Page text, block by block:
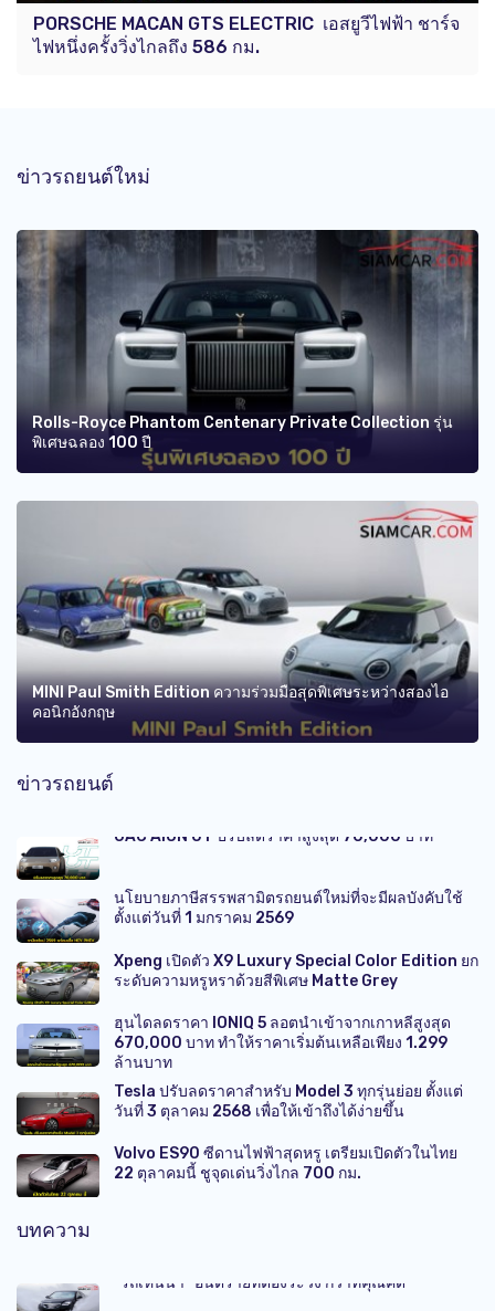
PORSCHE MACAN GTS ELECTRIC เอสยูวีไฟฟ้า ชาร์จ
ไฟหนึ่งครั้งวิ่งไกลถึง 586 กม.
ข่าวรถยนต์ใหม่
Rolls-Royce Phantom Centenary Private Collection รุ่น
พิเศษฉลอง 100 ปี
MINI Paul Smith Edition ความร่วมมือสุดพิเศษระหว่างสองไอ
คอนิกอังกฤษ
ข่าวรถยนต์
GAC AION UT ปรับลดราคาสูงสุด 70,000 บาท
นโยบายภาษีสรรพสามิตรถยนต์ใหม่ที่จะมีผลบังคับใช้
ตั้งแต่วันที่ 1 มกราคม 2569
Xpeng เปิดตัว X9 Luxury Special Color Edition ยก
ระดับความหรูหราด้วยสีพิเศษ Matte Grey
ฮุนไดลดราคา IONIQ 5 ลอตนำเข้าจากเกาหลีสูงสุด
670,000 บาท ทำให้ราคาเริ่มต้นเหลือเพียง 1.299
ล้านบาท
Tesla ปรับลดราคาสำหรับ Model 3 ทุกรุ่นย่อย ตั้งแต่
วันที่ 3 ตุลาคม 2568 เพื่อให้เข้าถึงได้ง่ายขึ้น
Volvo ES90 ซีดานไฟฟ้าสุดหรู เตรียมเปิดตัวในไทย
22 ตุลาคมนี้ ชูจุดเด่นวิ่งไกล 700 กม.
บทความ
“รถเหินน้ำ” อันตรายที่ต้องระวัง กว่าที่คุณคิด